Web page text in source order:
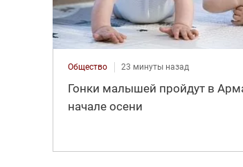
Общество 23 минуты назад
Гонки малышей пройдут в
начале осени